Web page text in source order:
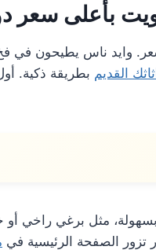
بأعلى
وايد ناس يطيحون في
القديم بطريقة ذكية.
مثل برغي راخي
الصفحة الرئيسية في